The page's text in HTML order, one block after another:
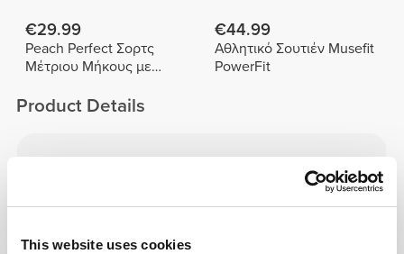
This website uses cookies
€29.99
Peach Perfect Σορτς
Μέτριου Μήκους με
€44.99
Αθλητικό Σουτιέν Musefit
PowerFit
Product Details